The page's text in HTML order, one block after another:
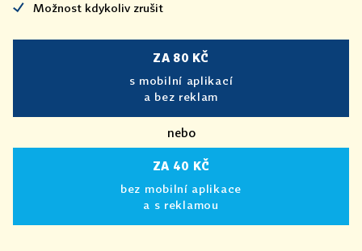
Možnost kdykoliv zrušit
ZA 80 KČ
s mobilní aplikací
a bez reklam
nebo
ZA 40 KČ
bez mobilní aplikace
a s reklamou